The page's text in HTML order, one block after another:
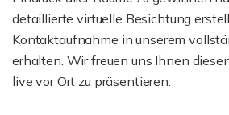
detaillierte virtuelle Besichtung
Kontaktaufnahme in unserem
erhalten. Wir freuen uns Ihnen
live vor Ort zu präsentieren.